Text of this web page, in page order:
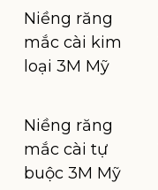
Niềng răng
mắc cài kim
loại 3M Mỹ
Niềng răng
mắc cài tự
buộc 3M Mỹ